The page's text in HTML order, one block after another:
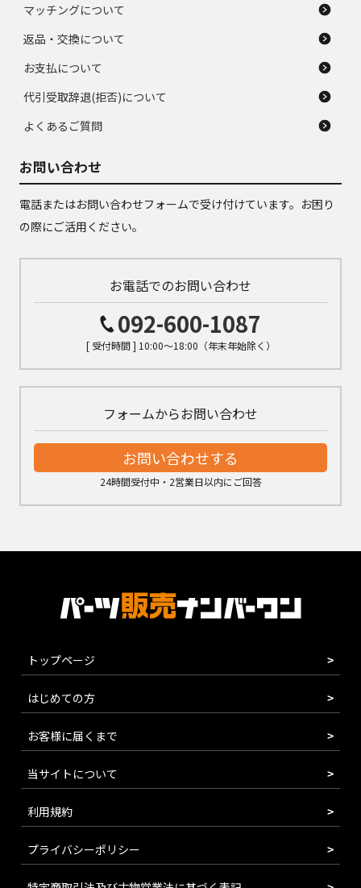
マッチングについて
返品・交換について
お支払について
代引受取辞退(拒否)について
よくあるご質問
お問い合わせ
電話またはお問い合わせフォームで受け付けています。お困り
の際にご活用ください。
お電話でのお問い合わせ
092-600-1087
[ 受付時間 ] 10:00～18:00（年末年始除く）
フォームからお問い合わせ
お問い合わせする
24時間受付中・2営業日以内にご回答
トップページ
はじめての方
お客様に届くまで
当サイトについて
利用規約
プライバシーポリシー